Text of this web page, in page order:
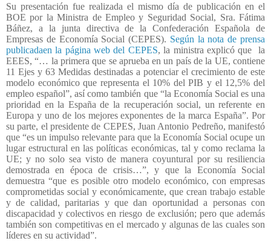
Su presentación fue realizada el mismo día de publicación en el
BOE por la Ministra de Empleo y Seguridad Social, Sra. Fátima
Báñez, a la junta directiva de la Confederación Española de
Empresas de Economía Social (CEPES). Según la nota de prensa
publicadaen la página web del CEPES, la ministra explicó que
la
EEES, “… la primera que se aprueba en un país de la UE, contiene
11 Ejes y 63 Medidas destinadas a potenciar el crecimiento de este
modelo económico que representa el 10% del PIB y el 12,5% del
empleo español”, así como también que “la Economía Social es una
prioridad en la España de la recuperación social, un referente en
Europa y uno de los mejores exponentes de la marca España”. Por
su parte, el presidente de CEPES, Juan Antonio Pedreño, manifestó
que “es un impulso relevante para que la Economía Social ocupe un
lugar estructural en las políticas económicas, tal y como reclama la
UE; y no solo sea visto de manera coyuntural por su resiliencia
demostrada en época de crisis…”, y que la Economía Social
demuestra “que es posible otro modelo económico, con empresas
comprometidas social y económicamente, que crean trabajo estable
y de calidad, paritarias y que dan oportunidad a personas con
discapacidad y colectivos en riesgo de exclusión; pero que además
también son competitivas en el mercado y algunas de las cuales son
líderes en su actividad”.